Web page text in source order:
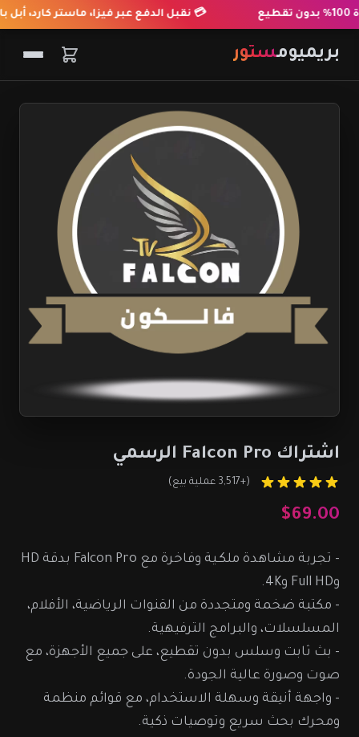
💳 نقبل الدفع عبر فيزا، ماستر كارد، أبل
بريميومستور
الأسئلة الشائعة
اشتراك Falcon Pro الرسمي
(+3,517 عملية بيع)
$69.00
- تجربة مشاهدة ملكـية وفاخرة مع Falcon Pro بدقة HD
وFull HD و4K.
- مكتبة ضخمة ومتجددة من القنوات الرياضية، الأفلام،
المسلسلات، والبرامج الترفيهية.
- بث ثابت وسلس بدون تقطيع، على جميع الأجهزة، مع
صوت وصورة عالية الجودة.
- واجهة أنيقة وسهلة الاستخدام، مع قوائم منظمة
ومحرك بحث سريع وتوصيات ذكية.